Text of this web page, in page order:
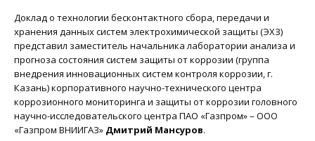
Доклад о технологии бесконтактного сбора, передачи и
хранения данных систем электрохимической защиты (ЭХЗ)
представил заместитель начальника лаборатории анализа и
прогноза состояния систем защиты от коррозии (группа
внедрения инновационных систем контроля коррозии, г.
Казань) корпоративного научно-технического центра
коррозионного мониторинга и защиты от коррозии головного
научно-исследовательского центра ПАО «Газпром» – ООО
«Газпром ВНИИГАЗ» Дмитрий Мансуров.